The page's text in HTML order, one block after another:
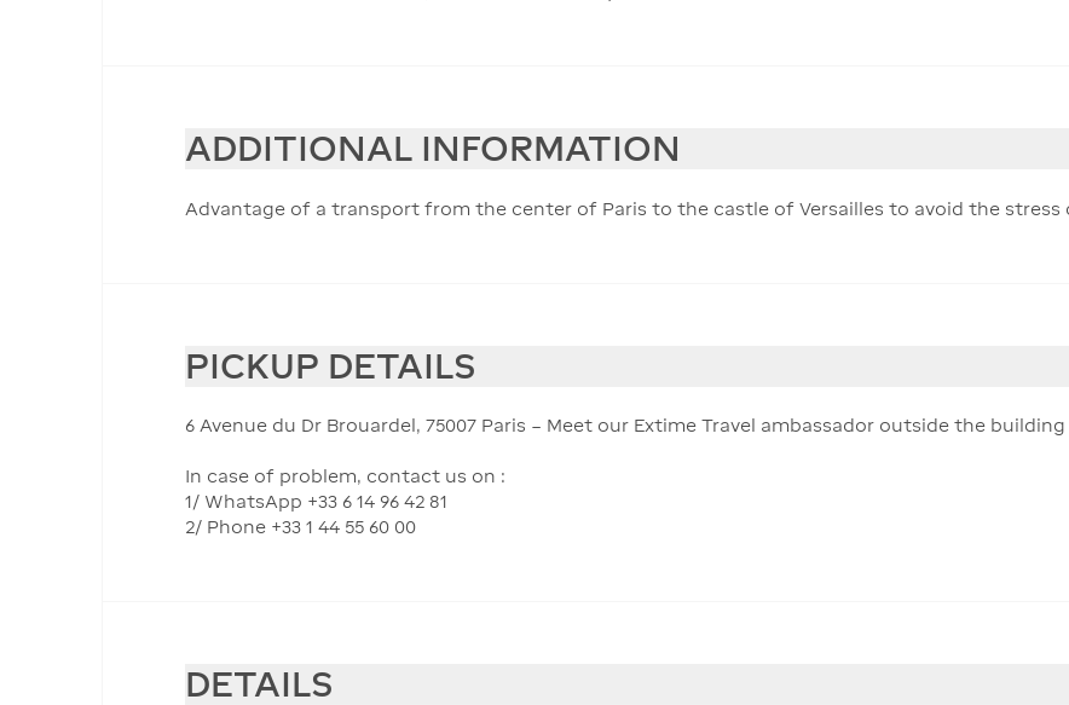
ADDITIONAL INFORMATION
Advantage of a transport from the center of Paris to the castle of Versailles to avoid the
PICKUP DETAILS
6 Avenue du Dr Brouardel, 75007 Paris – Meet our Extime Travel ambassador outside the building
In case of problem, contact us on :
1/ WhatsApp +33 6 14 96 42 81
2/ Phone +33 1 44 55 60 00
DETAILS